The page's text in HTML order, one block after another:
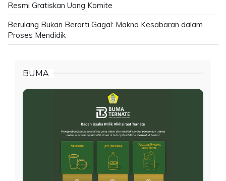
Resmi Gratiskan Uang Komite
Berulang Bukan Berarti Gagal: Makna Kesabaran dalam
Proses Mendidik
BUMA